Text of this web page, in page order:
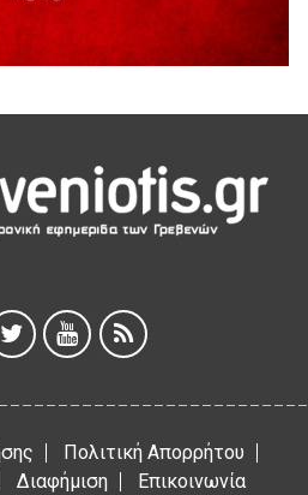
– «Γιορτή Παράδοσης»
Συλλόγου Γρεβενών
για επιπλέον εργασίες
«Μίλτος Τεντόγλου»
Πολιτική Απορρήτου
Διαφήμιση Επικοινωνία